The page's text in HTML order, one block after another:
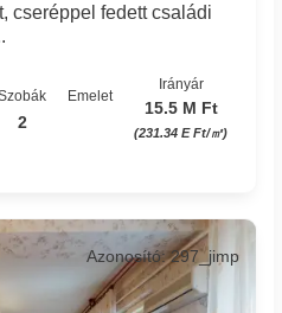
cseréppel fedett családi
2
Emelet
Irányár
15.5 M Ft
(231.34 E Ft/㎡)
Azonosító: 297_jimp